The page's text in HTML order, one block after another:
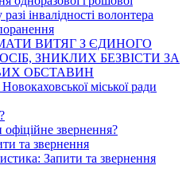
інвалідності волонтера
ВИТЯГ З ЄДИНОГО
ЗНИКЛИХ БЕЗВІСТИ ЗА
ОБСТАВИН
Новокаховської міської ради
офіційне звернення?
та звернення
Запити та звернення